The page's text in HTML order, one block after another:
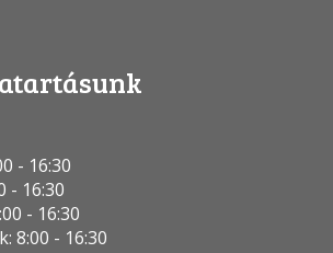
- 16:30
- 16:30
- 16:30
8:00 - 16:30